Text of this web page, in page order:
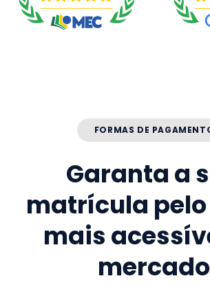
FORMAS DE
Garanta a
matrícula
mais
mercado